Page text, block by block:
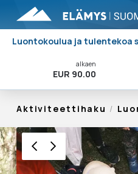
Luontokoulua ja tulentekoa
alkaen
EUR 90.00
Aktiviteettihaku /